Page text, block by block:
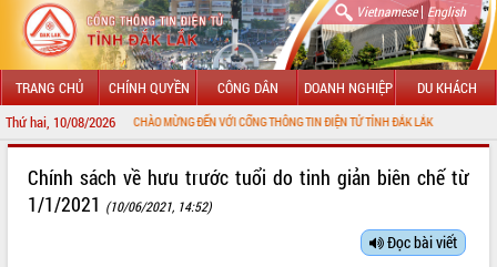
Vietnamese| English
TRANG CHỦ CHÍNH QUYỀN CÔNG DÂN DOANH NGHIỆP DU KHÁCH
Thứ hai, 10/08/2026CHÀO MỪNG ĐẾN VỚI CỔNG THÔNG TIN ĐIỆN TỬ TỈNH ĐẮK LẮK
LÃNH ĐẠO UBND TỈNH
Chính sách về hưu trước tuổi do tinh giản biên chế từ
1/1/2021 (10/06/2021, 14:52)
Đọc bài viết